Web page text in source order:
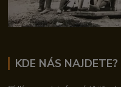
KDE NÁS NAJDETE?